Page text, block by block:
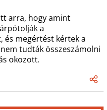
arra, hogy amint
a
és megértést kértek a
tudták összeszámolni
okozott.